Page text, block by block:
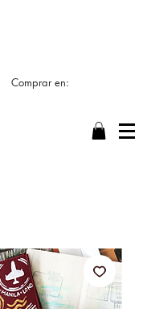
Comprar en: